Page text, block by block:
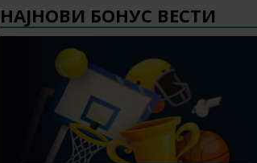
НАЈНОВИ БОНУС ВЕСТИ